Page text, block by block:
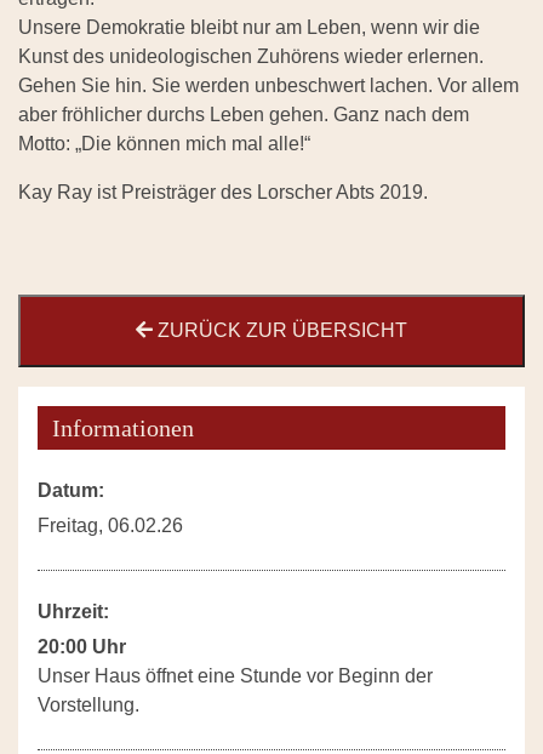
Unsere Demokratie bleibt nur am Leben, wenn wir die
Kunst des unideologischen Zuhörens wieder erlernen.
Gehen Sie hin. Sie werden unbeschwert lachen. Vor allem
aber fröhlicher durchs Leben gehen. Ganz nach dem
Motto: „Die können mich mal alle!“
Kay Ray ist Preisträger des Lorscher Abts 2019.
ZURÜCK ZUR ÜBERSICHT
Informationen
Datum:
Freitag, 06.02.26
Uhrzeit:
20:00 Uhr
Unser Haus öffnet eine Stunde vor Beginn der
Vorstellung.